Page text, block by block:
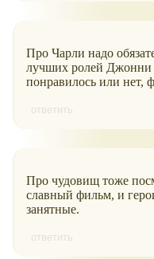
Про Чарли надо
лучших ролей Джонни
понравилось или нет,
ответить
Про чудовищ тоже
славный фильм, и
занятные.
ответить